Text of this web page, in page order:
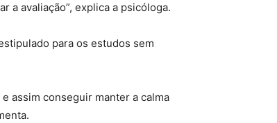
a avaliação”, explica a psicóloga.
para os estudos sem
assim conseguir manter a calma